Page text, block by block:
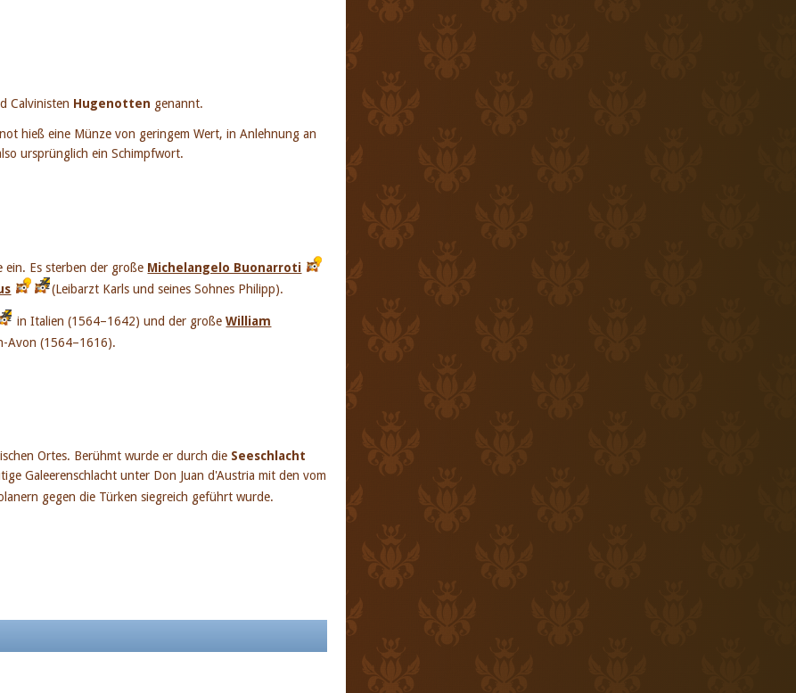
Calvinisten Hugenotten genannt.
hieß eine Münze von geringem Wert, in Anlehnung an
ursprünglich ein Schimpfwort.
ein. Es sterben der große Michelangelo Buonarroti
(Leibarzt Karls und seines Sohnes Philipp).
in Italien (1564–1642) und der großeWilliam
Avon (1564–1616).
Ortes. Berühmt wurde er durch die Seeschlacht
Galeerenschlacht unter Don Juan d'Austria mit den vom
gegen die Türken siegreich geführt wurde.